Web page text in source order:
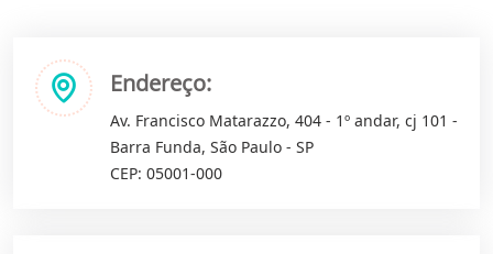
Endereço:
Av. Francisco Matarazzo, 404 - 1º andar, cj 101 -
Barra Funda, São Paulo - SP
CEP: 05001-000